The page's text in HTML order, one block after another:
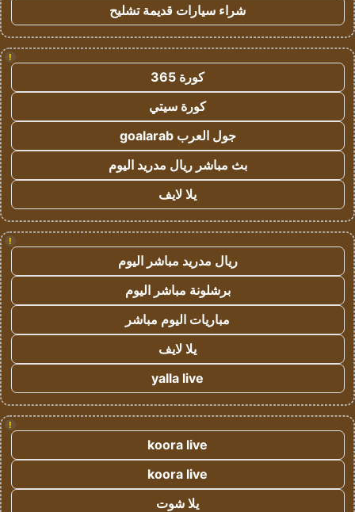
شراء سيارات قديمة تشليح
!
كورة 365
كورة سيتي
جول العرب goalarab
بث مباشر ريال مدريد اليوم
يلا لايف
!
ريال مدريد مباشر اليوم
برشلونة مباشر اليوم
مباريات اليوم مباشر
يلا لايف
yalla live
!
koora live
koora live
يلا شوت